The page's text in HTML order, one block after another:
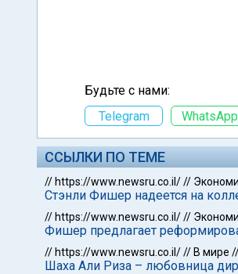
Будьте с нами:
Telegram
WhatsApp
ССЫЛКИ ПО ТЕМЕ
// https://www.newsru.co.il///
Стэнли Фишер надеется на
// https://www.newsru.co.il///
Фишер предлагает
// https://www.newsru.co.il/// В мире
Шаха Али Риза – любовница